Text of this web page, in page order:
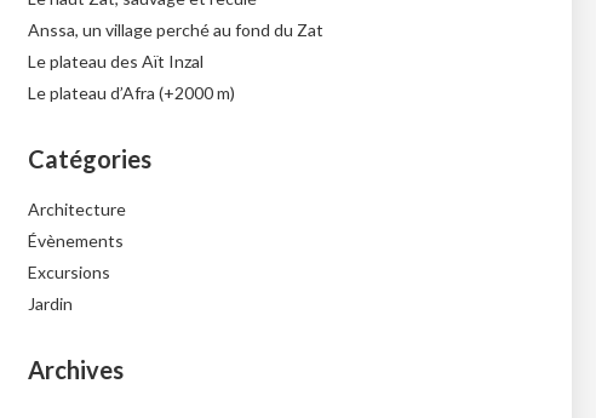
Anssa, un village perché au fond du Zat
Le plateau des Aït Inzal
Le plateau d’Afra (+2000 m)
Catégories
Architecture
Évènements
Excursions
Jardin
Archives